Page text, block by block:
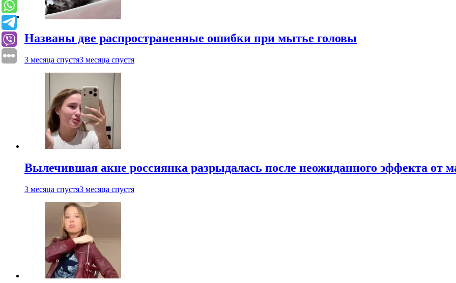
Названы две распространенные ошибки при мытье головы
3 месяца спустя3 месяца спустя
Вылечившая акне россиянка разрыдалась после неожиданного эффекта от
3 месяца спустя3 месяца спустя